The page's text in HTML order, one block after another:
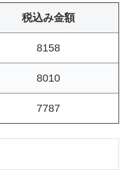
税込み金額
8158
8010
7787